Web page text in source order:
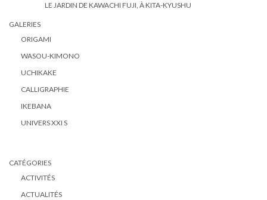
LE JARDIN DE KAWACHI FUJI, À KITA-KYUSHU
GALERIES
ORIGAMI
WASOU-KIMONO
UCHIKAKE
CALLIGRAPHIE
IKEBANA
UNIVERS XXI S
CATÉGORIES
ACTIVITÉS
ACTUALITÉS